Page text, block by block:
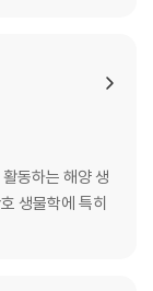
/ 소리 듣기 106 /
110 / 겹눈 112 / 색
122 / 행동 조정 12
동하는 해양 생
생물학에 특히